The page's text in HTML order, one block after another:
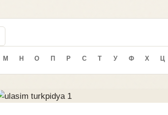
М Н О П Р С Т У Ф Х Ц